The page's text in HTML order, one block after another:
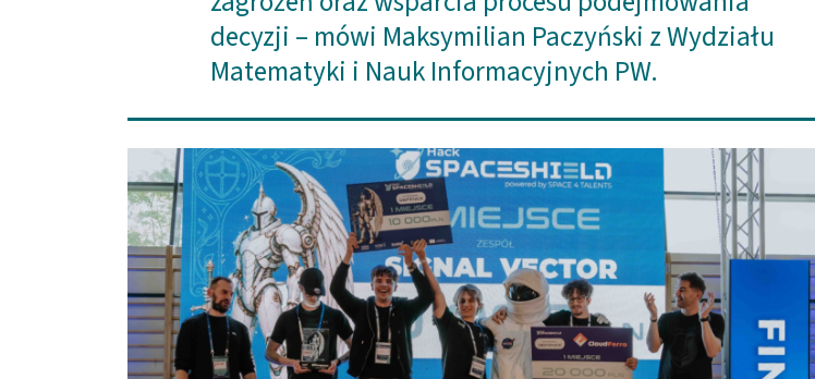
decyzji – mówi Maksymilian Paczyński z Wydziału
Matematyki i Nauk Informacyjnych PW.
Obraz (old)